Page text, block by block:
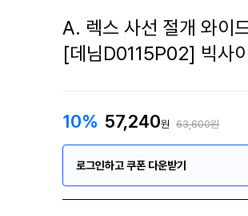
A. 렉스 사선 절개 와이
[데님D0115P02] 빅사
10% 57,240원 63,600원
로그인하고 쿠폰 다운받기